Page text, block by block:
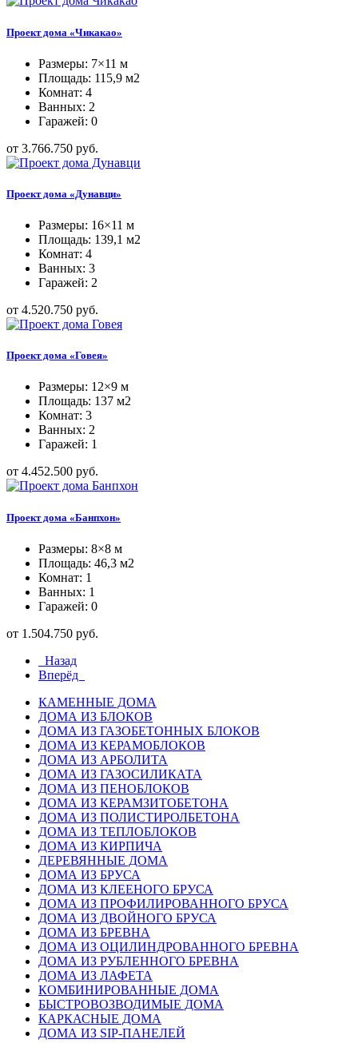
Проект дома «Чикакао»
Размеры: 7×11 м
Площадь: 115,9 м2
Комнат: 4
Ванных: 2
Гаражей: 0
от 3.766.750 руб.
Проект дома «Дунавци»
Размеры: 16×11 м
Площадь: 139,1 м2
Комнат: 4
Ванных: 3
Гаражей: 2
от 4.520.750 руб.
Проект дома «Говея»
Размеры: 12×9 м
Площадь: 137 м2
Комнат: 3
Ванных: 2
Гаражей: 1
от 4.452.500 руб.
Проект дома «Банпхон»
Размеры: 8×8 м
Площадь: 46,3 м2
Комнат: 1
Ванных: 1
Гаражей: 0
от 1.504.750 руб.
Назад
Вперёд
КАМЕННЫЕ ДОМА
ДОМА ИЗ БЛОКОВ
ДОМА ИЗ ГАЗОБЕТОННЫХ БЛОКОВ
ДОМА ИЗ КЕРАМОБЛОКОВ
ДОМА ИЗ АРБОЛИТА
ДОМА ИЗ ГАЗОСИЛИКАТА
ДОМА ИЗ ПЕНОБЛОКОВ
ДОМА ИЗ КЕРАМЗИТОБЕТОНА
ДОМА ИЗ ПОЛИСТИРОЛБЕТОНА
ДОМА ИЗ ТЕПЛОБЛОКОВ
ДОМА ИЗ КИРПИЧА
ДЕРЕВЯННЫЕ ДОМА
ДОМА ИЗ БРУСА
ДОМА ИЗ КЛЕЕНОГО БРУСА
ДОМА ИЗ ПРОФИЛИРОВАННОГО БРУСА
ДОМА ИЗ ДВОЙНОГО БРУСА
ДОМА ИЗ БРЕВНА
ДОМА ИЗ ОЦИЛИНДРОВАННОГО БРЕВНА
ДОМА ИЗ РУБЛЕННОГО БРЕВНА
ДОМА ИЗ ЛАФЕТА
КОМБИНИРОВАННЫЕ ДОМА
БЫСТРОВОЗВОДИМЫЕ ДОМА
КАРКАСНЫЕ ДОМА
ДОМА ИЗ SIP-ПАНЕЛЕЙ